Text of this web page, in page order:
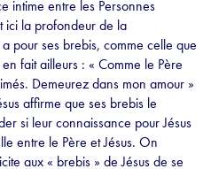
intime entre les Personnes
ici la profondeur de la
pour ses brebis, comme celle que
fait ailleurs : « Comme le Père
Demeurez dans mon amour »
affirme que ses brebis le
si leur connaissance pour Jésus
entre le Père et Jésus. On
aux « brebis » de Jésus de se